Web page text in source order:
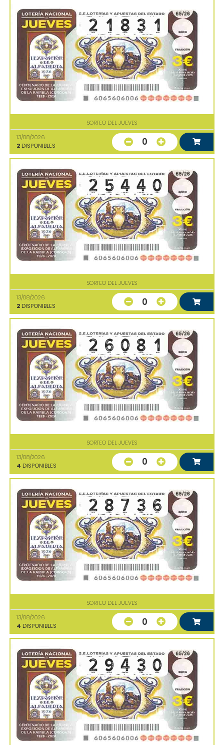
SORTEO DEL JUEVES
13/08/2026
2 DISPONIBLES 0
SORTEO DEL JUEVES
13/08/2026
2 DISPONIBLES 0
SORTEO DEL JUEVES
13/08/2026
4 DISPONIBLES 0
SORTEO DEL JUEVES
13/08/2026
4 DISPONIBLES 0